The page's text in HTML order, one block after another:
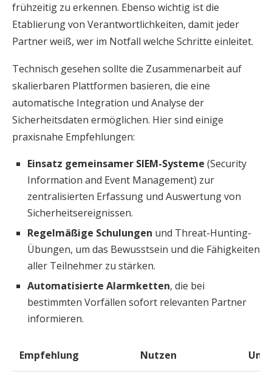
frühzeitig zu erkennen. Ebenso wichtig ist die
Etablierung von Verantwortlichkeiten, damit jeder
Partner weiß, wer im Notfall welche Schritte einleitet.
Technisch gesehen sollte die Zusammenarbeit auf
skalierbaren Plattformen basieren, die eine
automatische Integration und Analyse der
Sicherheitsdaten ermöglichen. Hier sind einige
praxisnahe Empfehlungen:
Einsatz gemeinsamer SIEM-Systeme (Security
Information and Event Management) zur
zentralisierten Erfassung und Auswertung von
Sicherheitsereignissen.
Regelmäßige Schulungen und Threat-Hunting-
Übungen, um das Bewusstsein und die Fähigkeiten
aller Teilnehmer zu stärken.
Automatisierte Alarmketten, die bei
bestimmten Vorfällen sofort relevanten Partner
informieren.
Empfehlung Nutzen